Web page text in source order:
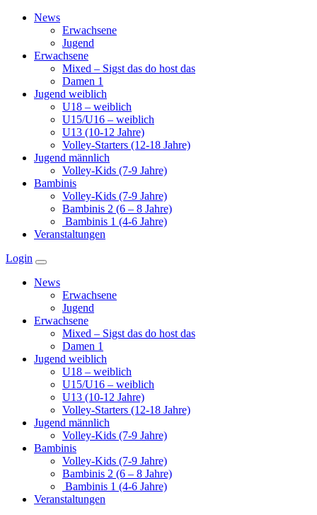
Zum
News
Erwachsene
Jugend
Erwachsene
Mixed – Sigst das do host das
Damen 1
Jugend weiblich
U18 – weiblich
U15/U16 – weiblich
U13 (10-12 Jahre)
Volley-Starters (12-18 Jahre)
Jugend männlich
Volley-Kids (7-9 Jahre)
Bambinis
Volley-Kids (7-9 Jahre)
Bambinis 2 (6 – 8 Jahre)
Bambinis 1 (4-6 Jahre)
Veranstaltungen
Login
News
Erwachsene
Jugend
Erwachsene
Mixed – Sigst das do host das
Damen 1
Jugend weiblich
U18 – weiblich
U15/U16 – weiblich
U13 (10-12 Jahre)
Volley-Starters (12-18 Jahre)
Jugend männlich
Volley-Kids (7-9 Jahre)
Bambinis
Volley-Kids (7-9 Jahre)
Bambinis 2 (6 – 8 Jahre)
Bambinis 1 (4-6 Jahre)
Veranstaltungen